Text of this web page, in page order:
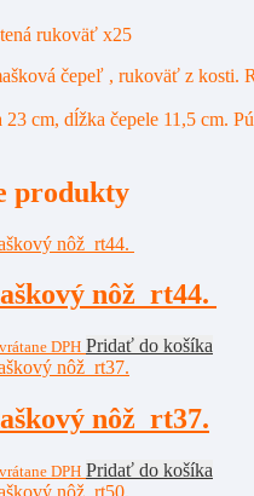
rukoväť x25
čepeľ , rukoväť z kosti.
cm, dĺžka čepele 11,5 cm.
produkty
nôž rt44.
vrátane DPH Pridať do košíka
nôž rt37.
vrátane DPH Pridať do košíka